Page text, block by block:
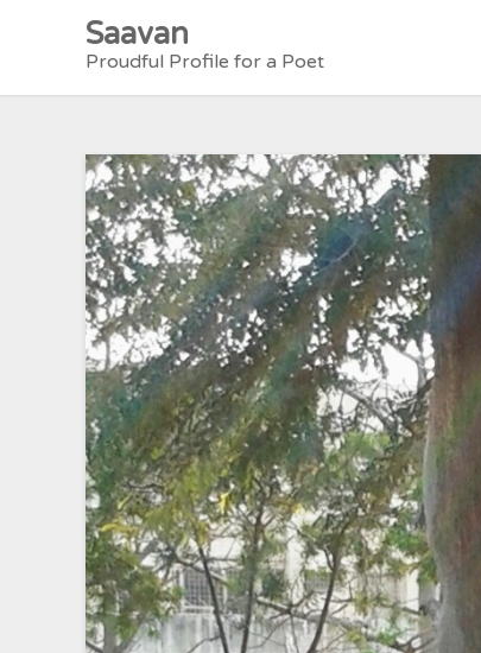
Saavan
Proudful Profile for a Poet